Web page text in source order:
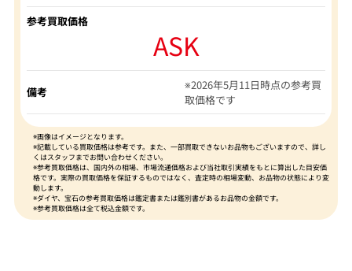
参考買取価格
ASK
備考
※2026年5月11日時点の参考買
取価格です
※画像はイメージとなります。
※記載している買取価格は参考です。また、一部買取できないお品物もございますので、詳し
くはスタッフまでお問い合わせください。
※参考買取価格は、国内外の相場、市場流通価格および当社取引実績をもとに算出した目安価
格です。実際の買取価格を保証するものではなく、査定時の相場変動、お品物の状態により変
動します。
※ダイヤ、宝石の参考買取価格は鑑定書または鑑別書があるお品物の金額です。
※参考買取価格は全て税込金額です。